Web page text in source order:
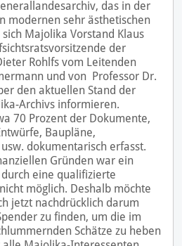
das in der
modernen sehr ästhetischen
Majolika Vorstand Klaus
der
Rohlfs vom Leitenden
und von Professor Dr.
den aktuellen Stand der
Archivs informieren.
70 Prozent der Dokumente,
Baupläne,
dokumentarisch erfasst.
Gründen war ein
eine qualifizierte
möglich. Deshalb möchte
jetzt nachdrücklich darum
zu finden, um die im
Schätze zu heben